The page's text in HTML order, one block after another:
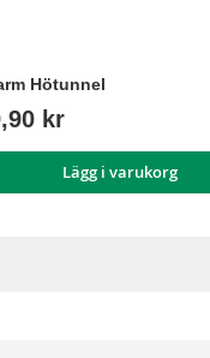
Hötunnel
kr
Lägg i varukorg